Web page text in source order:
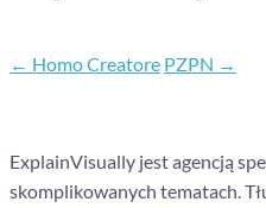
← Homo Creatore PZPN →
ExplainVisually jest agencją
skomplikowanych tematach.